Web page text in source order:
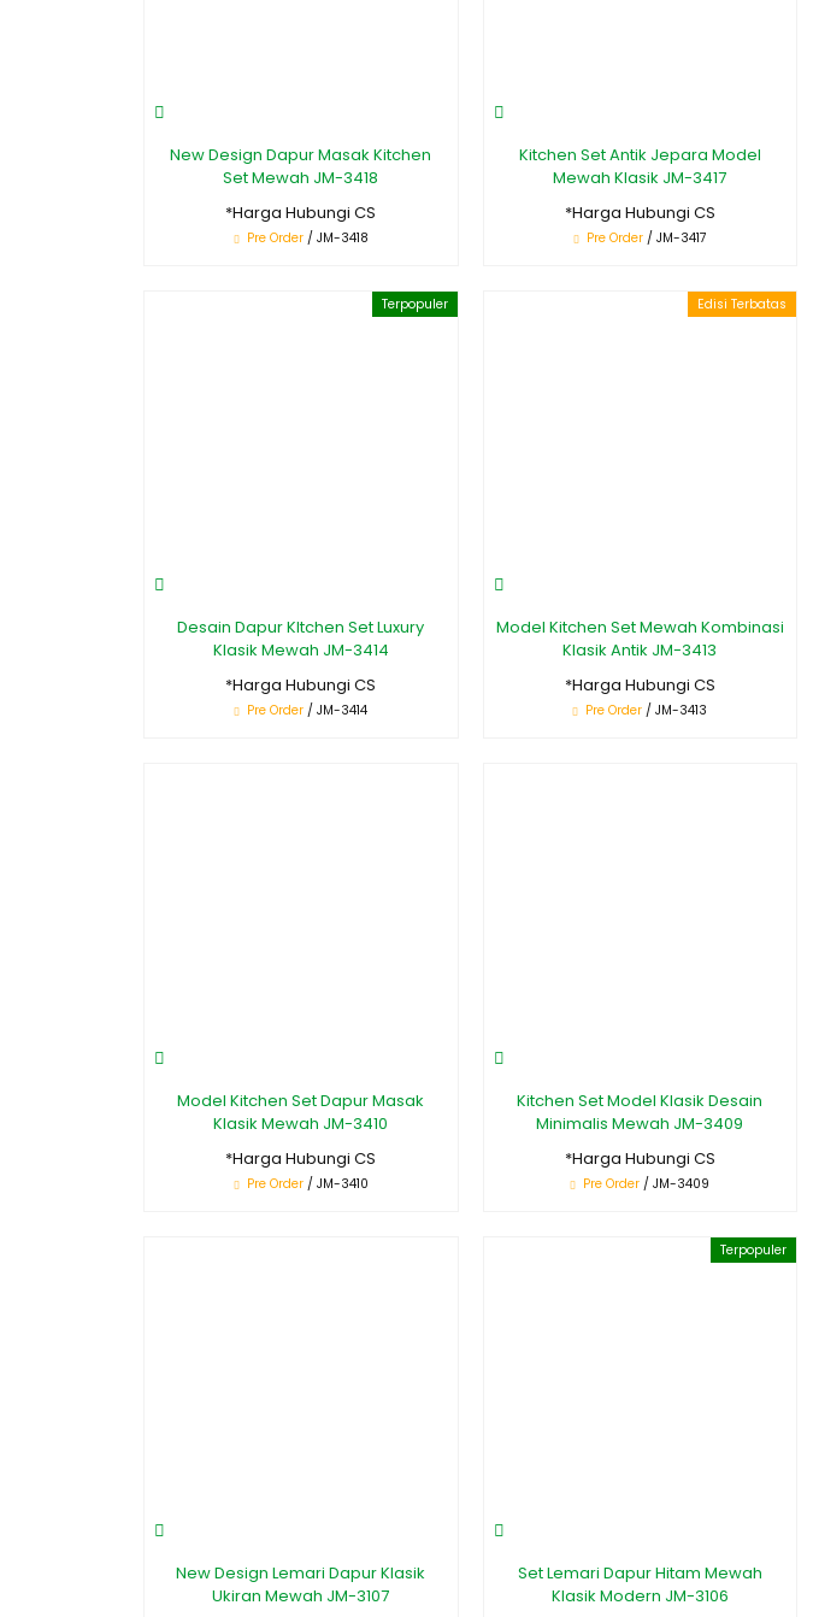
New Design Dapur Masak Kitchen
Set Mewah JM-3418
*Harga Hubungi CS
Pre Order/ JM-3418
Kitchen Set Antik Jepara Model
Mewah Klasik JM-3417
*Harga Hubungi CS
Pre Order/ JM-3417
Terpopuler
Desain Dapur KItchen Set Luxury
Klasik Mewah JM-3414
*Harga Hubungi CS
Pre Order / JM-3414
Edisi Terbatas
Model Kitchen Set Mewah Kombinasi
Klasik Antik JM-3413
*Harga Hubungi CS
Pre Order / JM-3413
Model Kitchen Set Dapur Masak
Klasik Mewah JM-3410
*Harga Hubungi CS
Pre Order/ JM-3410
Kitchen Set Model Klasik Desain
Minimalis Mewah JM-3409
*Harga Hubungi CS
Pre Order / JM-3409
New Design Lemari Dapur Klasik
Ukiran Mewah JM-3107
Terpopuler
Set Lemari Dapur Hitam Mewah
Klasik Modern JM-3106